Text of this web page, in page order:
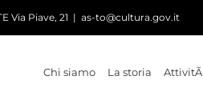
Via Piave, 21 | as-to@cultura.gov.it
Chi siamo La storia AttivitÃ